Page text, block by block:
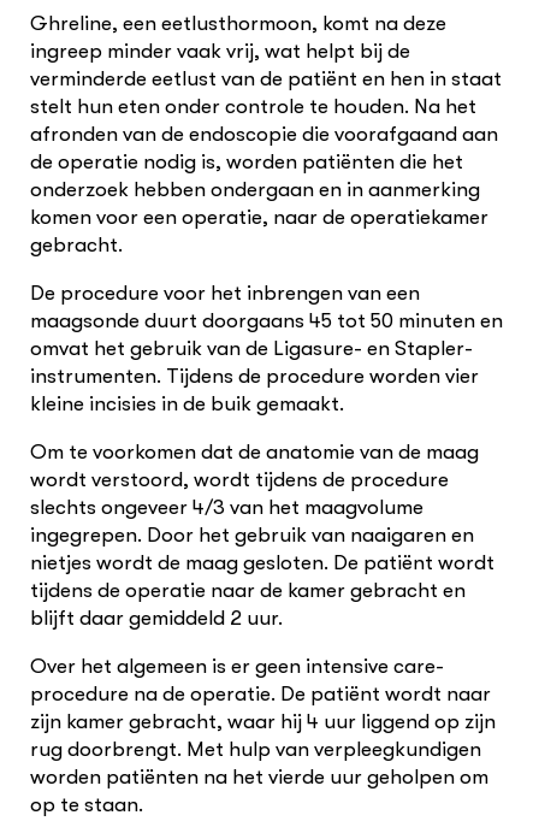
Ghreline, een eetlusthormoon, komt na deze
ingreep minder vaak vrij, wat helpt bij de
verminderde eetlust van de patiënt en hen in staat
stelt hun eten onder controle te houden. Na het
afronden van de endoscopie die voorafgaand aan
de operatie nodig is, worden patiënten die het
onderzoek hebben ondergaan en in aanmerking
komen voor een operatie, naar de operatiekamer
gebracht.
De procedure voor het inbrengen van een
maagsonde duurt doorgaans 45 tot 50 minuten en
omvat het gebruik van de Ligasure- en Stapler-
instrumenten. Tijdens de procedure worden vier
kleine incisies in de buik gemaakt.
Om te voorkomen dat de anatomie van de maag
wordt verstoord, wordt tijdens de procedure
slechts ongeveer 4/3 van het maagvolume
ingegrepen. Door het gebruik van naaigaren en
nietjes wordt de maag gesloten. De patiënt wordt
tijdens de operatie naar de kamer gebracht en
blijft daar gemiddeld 2 uur.
Over het algemeen is er geen intensive care-
procedure na de operatie. De patiënt wordt naar
zijn kamer gebracht, waar hij 4 uur liggend op zijn
rug doorbrengt. Met hulp van verpleegkundigen
worden patiënten na het vierde uur geholpen om
op te staan.